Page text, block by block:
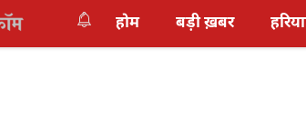
होम बड़ी ख़बर